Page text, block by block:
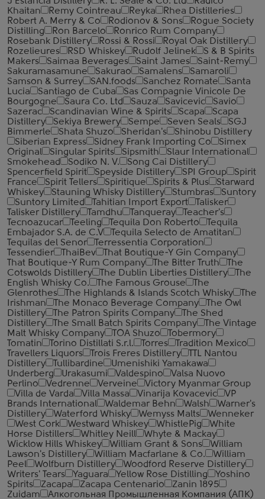
Khaitan
Remy Cointreau Reyka
Rhea Distilleries
Robert A. Merry & Co
Rodionov & Sons
Rogue Society
Distilling
Ron Barcelo
Ronrico Rum Company
Rosebank Distillery
Rossi & Rossi
Royal Oak Distillery
Rozelieures
RSD Whiskey Rudolf Jelinek
S & B Spirits
Makers
Saimaa Beverages Saint James
Saint-Remy
Sakuramasamune
Sakurao Samalens
Samaroli
Samson & Surrey
SAN.foods Sanchez Romate
Santa
Lucia
Santiago de Cuba
Sas Compagnie Vinicole De
Bourgogne
Saura Co. Ltd Sauza Savicevic
Savio
Sazerac
Scandinavian Wine & Spirits Scapa
Scapa
Distillery
Sekiya Brewery Sempe Seven Seals
SGJ
Bimmerle
Shata Shuzo Sheridan's
Shinobu Distillery
Siberian Express
Sidney Frank Importing Co
Simex
Original
Singular Spirits Sipsmith
Slaur International
Smokehead
Sodiko N. V.
Song Cai Distillery
Spencerfield Spirit
Speyside Distillery SPI Group
Spirit
France
Spirit Tellers Spiritique Spirits & Plus
Starward
Whiskey
Stauning Whisky Distillery Stumbras
Suntory
Suntory Limited
Tahitian Import Export
Talisker
Talisker Distillery
Tamdhu Tanqueray
Teacher's
Tecnoazucar
Teeling Tequila Don Roberto
Tequila
Embajador S.A. de C.V
Tequila Selecto de Amatitan
Tequilas del Senor
Terressentia Corporation
Tessendier
ThaiBev
That Boutique-Y Gin Company
That Boutique-Y Rum Company
The Bitter Truth
The
Cotswolds Distillery
The Dublin Liberties Distillery
The
English Whisky Co.
The Famous Grouse
The
Glenrothes
The Highlands & Islands Scotch Whisky
The
Irishman
The Monaco Beverage Company
The Owl
Distillery
The Patron Spirits Company
The Shed
Distillery
The Small Batch Spirits Company
The Vintage
Malt Whisky Company
TOA Shuzo
Tobermory
Tomatin
Torino Distillati S.r.l. Torres
Tradition Mexico
Travellers Liquors
Trois Freres Distillery
TTL Nantou
Distillery
Tullibardine
Umenishiki Yamakawa
Underberg
Urakasumi Valdespino
Valsa Nuovo
Perlino
Vedrenne Verveine
Victory Myanmar Group
Villa de Varda
Villa Massa Vinarija Kovacevic
VP
Brands International
Waldemar Behn Walsh
Warner's
Distillery
Waterford Whisky Wemyss Malts
Wenneker
West Cork
Westward Whiskey WhistlePig
White
Horse Distillers
Whitley Neill
Whyte & Mackay
Wicklow Hills Whiskey
William Grant & Sons
William
Lawson's Distillery
William Macfarlane & Co.
William
Peel
Wolfburn Distillery
Woodford Reserve Distillery
Writers' Tears
Yaguara Yellow Rose Distilling
Yoshino
Spirits
Zacapa Zacapa Centenario
Zanin 1895
Zuidam
Алкогольная Промышленная Компания (АПК)